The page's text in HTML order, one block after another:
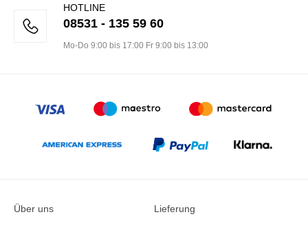
HOTLINE
08531 - 135 59 60
Mo-Do 9:00 bis 17:00 Fr 9:00 bis 13:00
Über uns Lieferung